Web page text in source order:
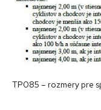
TP085 – rozmery pre